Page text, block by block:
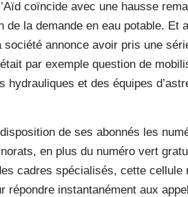
coïncide avec une hausse
la demande en eau potable. Et
annonce avoir pris une
par exemple question de
hydrauliques et des équipes
de ses abonnés les
en plus du numéro vert
cadres spécialisés, cette cellule
répondre instantanément aux